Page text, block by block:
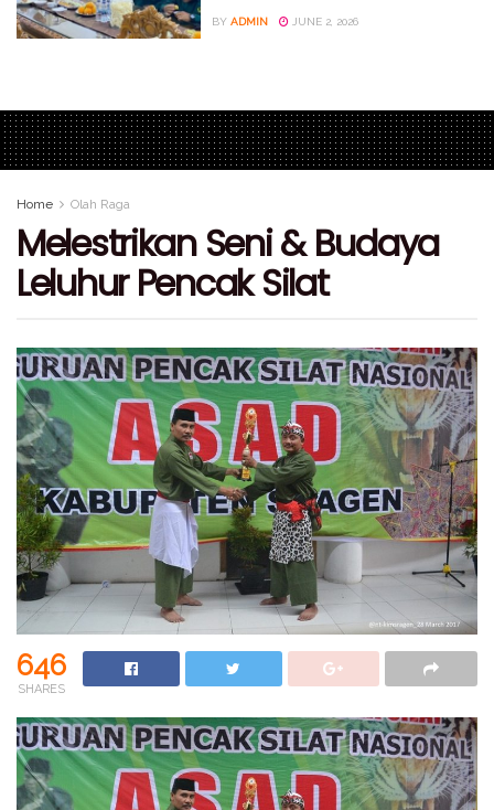
BY ADMIN JUNE 2, 2026
Home Olah Raga
Melestrikan Seni & Budaya
Leluhur Pencak Silat
646
SHARES